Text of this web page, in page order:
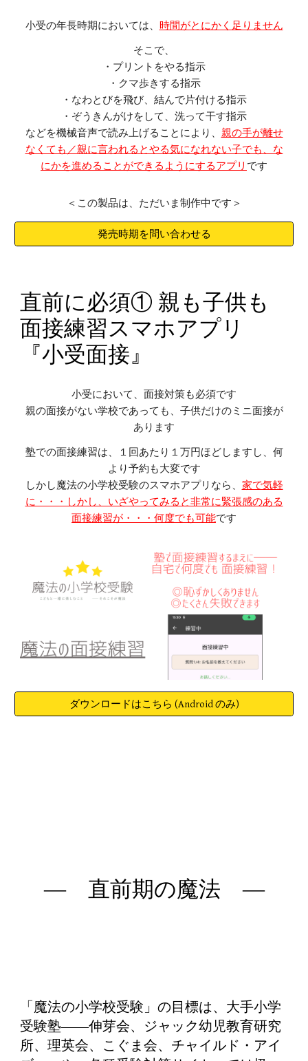
小受の年長時期においては、 時間がとにかく足りません
そこで、
・プリントをやる指示
・クマ歩きする指示
・なわとびを飛び、結んで片付ける指示
・ぞうきんがけをして、洗って干す指示
などを機械音声で読み上げることにより、 親の手が離せ
なくても／親に言われるとやる気になれない子でも、な
にかを進めることができるようにするアプリ です
＜この製品は、ただいま制作中です＞
発売時期を問い合わせる
直前に必須① 親も子供も
面接練習スマホアプリ
『小受面接』
小受において、面接対策も必須です
親の面接がない学校であっても、子供だけのミニ面接が
あります
塾での面接練習は、１回あたり１万円ほどしますし、何
より予約も大変です
しかし魔法の小学校受験のスマホアプリなら、 家で気軽
に・・・しかし、いざやってみると非常に緊張感のある
面接練習が・・・何度でも可能です
ダウンロードはこちら (Android のみ)
― 直前期の魔法 ―
「魔法の小学校受験」の目標は、大手小学
受験塾――伸芽会、ジャック幼児教育研究
所、理英会、こぐま会、チャイルド・アイ